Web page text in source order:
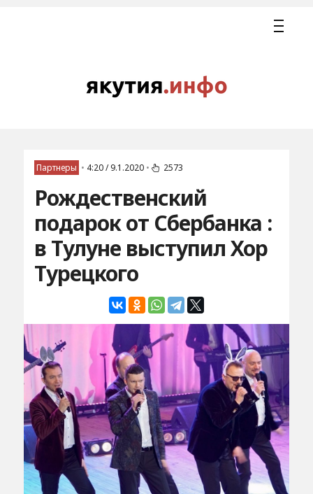
Партнеры • 4:20 / 9.1.2020 • 2573
Рождественский
подарок от Сбербанка :
в Тулуне выступил Хор
Турецкого